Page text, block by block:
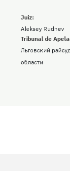
Juiz:
Aleksey Rudnev
Tribunal de
Льговский
области